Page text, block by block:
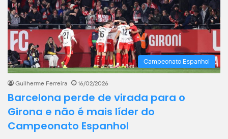
Campeonato Espanhol
Guilherme Ferreira 16/02/2026
Barcelona perde de virada para o
Girona e não é mais líder do
Campeonato Espanhol